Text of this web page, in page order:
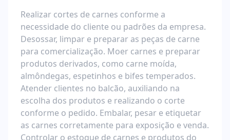
Realizar cortes de carnes conforme a
necessidade do cliente ou padrões da empresa.
Desossar, limpar e preparar as peças de carne
para comercialização. Moer carnes e preparar
produtos derivados, como carne moída,
almôndegas, espetinhos e bifes temperados.
Atender clientes no balcão, auxiliando na
escolha dos produtos e realizando o corte
conforme o pedido. Embalar, pesar e etiquetar
as carnes corretamente para exposição e venda.
Controlar o estoque de carnes e produtos do